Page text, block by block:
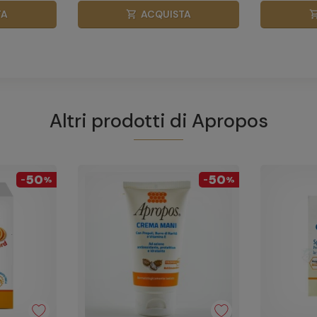
shopping_cart ACQUISTA
Altri prodotti di Apropos
-50% -50%